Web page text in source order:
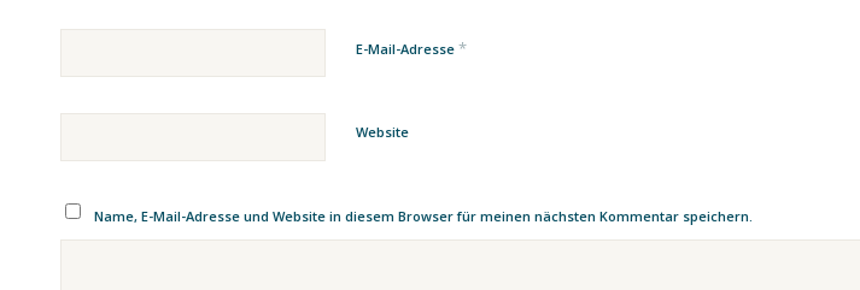
E-Mail-Adresse *
Website
Name, E-Mail-Adresse und Website in diesem Browser für meinen nächsten Kommentar speichern.